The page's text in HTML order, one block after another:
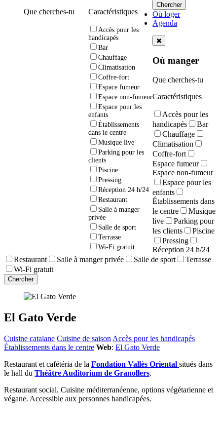
Que cherches-tu
Caractéristiques
Accès pour les
handicapés
Bar
Chauffage
Climatisation
Coffre-fort
Espace fumeur
Espace non-fumeur
Espace pour les
enfants
Établissements
dans le centre
Musique live
Parking pour les
clients
Piscine
Pressing
Réception 24 h/24
Restaurant
Salle à manger
privée
Salle de sport
Terrasse
Wi-Fi gratuit
Où loger
Agenda
Où manger
Que cherches-tu
Caractéristiques
Accès pour les
handicapés
Bar
Chauffage
Climatisation
Coffre-fort
Espace fumeur
Espace non-fumeur
Espace pour les
enfants
Établissements dans
le centre
Musique
live
Parking pour
les clients
Piscine
Pressing
Réception 24 h/24
Restaurant
Salle à manger privée Salle de sport
Terrasse
Wi-Fi gratuit
El Gato Verde
Cuisine catalane Cuisine de saison Accès pour les handicapés
Établissements dans le centre Web: El Gato Verde
Restaurant et cafétéria de la Fondation Vallès Oriental situés dans
le hall du Théâtre Auditorium de Granollers.
Restaurant social. Cuisine méditerranéenne, options végétarienne et
végane. Accessible aux personnes handicapées.